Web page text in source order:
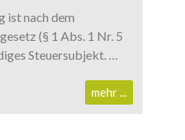
ist nach dem
(§ 1 Abs. 1 Nr. 5
Steuersubjekt. …
mehr ...